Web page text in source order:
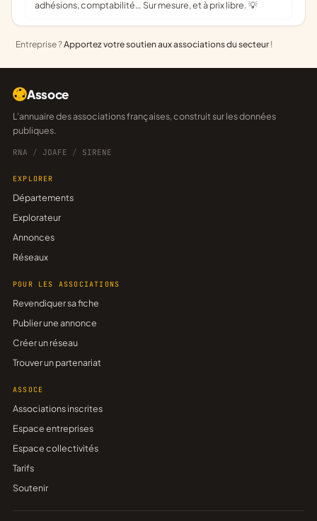
adhésions, comptabilité… Sur mesure, et à prix libre. 💡
Entreprise ?Apportez votre soutien aux associations du secteur !
Assoce
L'annuaire des associations françaises, construit sur les données
publiques.
RNA / JOAFE / SIRENE
EXPLORER
Départements
Explorateur
Annonces
Réseaux
POUR LES ASSOCIATIONS
Revendiquer sa fiche
Publier une annonce
Créer un réseau
Trouver un partenariat
ASSOCE
Associations inscrites
Espace entreprises
Espace collectivités
Tarifs
Soutenir